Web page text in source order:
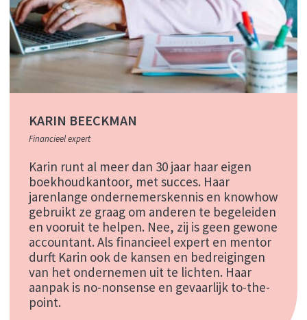
KARIN BEECKMAN
Financieel expert
Karin runt al meer dan 30 jaar haar eigen
boekhoudkantoor, met succes. Haar
jarenlange ondernemerskennis en knowhow
gebruikt ze graag om anderen te begeleiden
en vooruit te helpen. Nee, zij is geen gewone
accountant. Als financieel expert en mentor
durft Karin ook de kansen en bedreigingen
van het ondernemen uit te lichten. Haar
aanpak is no-nonsense en gevaarlijk to-the-
point.